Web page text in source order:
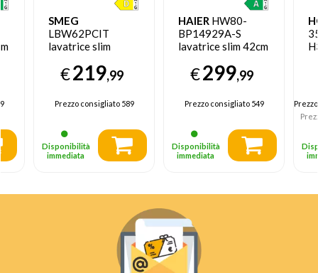
SMEG
LBW62PCIT
lavatrice slim
Giri/min D Bianco -
EX DEMO
prodotto nuovo
con imballo aperto
€219,99
Prezzo consigliato589
Disponibilità
immediata
HAIER HW80-
BP14929A-S
lavatrice slim 42cm
Bianco
€299,99
Prezzo consigliato549
Disponibilità
immediata